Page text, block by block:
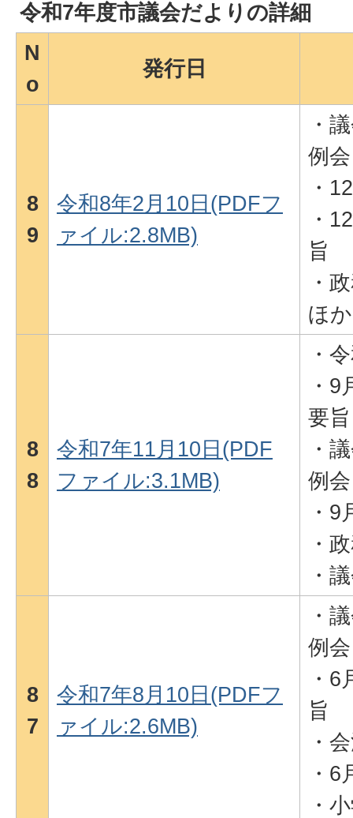
令和7年度市議会だよりの詳細
N
o
発行日
8
9
令和8年2月10日(PDFフ
ァイル:2.8MB)
・
例
・
・
旨
・
ほか
8
8
令和7年11月10日(PDF
ファイル:3.1MB)
・
・
要旨
・
例
・
・
・
8
7
令和7年8月10日(PDFフ
ァイル:2.6MB)
・
例
・
旨
・
・
・